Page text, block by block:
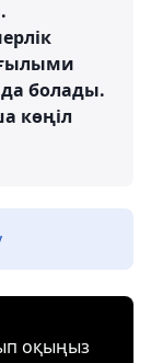
болады.
көңіл
оқыңыз